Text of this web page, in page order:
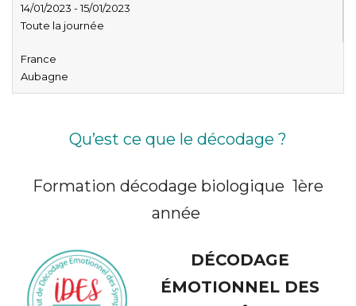
14/01/2023 - 15/01/2023
Toute la journée
France
Aubagne
Qu’est ce que le décodage ?
Formation décodage biologique 1ère
année
DÉCODAGE
ÉMOTIONNEL DES